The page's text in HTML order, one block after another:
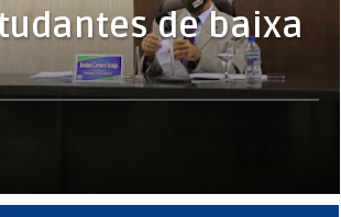
de baixa